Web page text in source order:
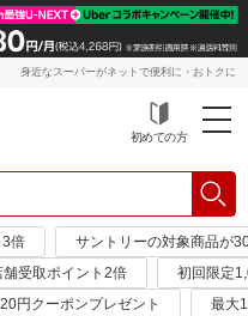
身近なスーパーがネットで便利に・おトクに
初めての方
3倍
サントリーの対象商品が
舗受取ポイント2倍
初回限定
円クーポンプレゼント
最大